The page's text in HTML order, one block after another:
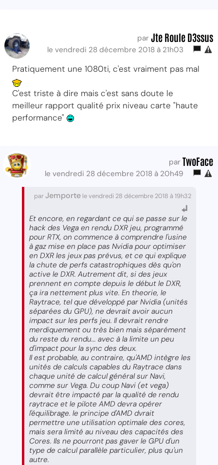
par Jte Roule D3ssus
le vendredi 28 décembre 2018 à 21h03
Pratiquement une 1080ti, c'est vraiment pas mal
C'est triste à dire mais c'est sans doute le
meilleur rapport qualité prix niveau carte "haute
performance"
par TwoFace
le vendredi 28 décembre 2018 à 20h49
parJemporte le vendredi 28 décembre 2018 à 19h32
Et encore, en regardant ce qui se passe sur le
hack des Vega en rendu DXR jeu, programmé
pour RTX, on commence à comprendre l'usine
à gaz mise en place pas Nvidia pour optimiser
en DXR les jeux pas prévus, et ce qui explique
la chute de perfs catastrophiques dès qu'on
active le DXR. Autrement dit, si des jeux
prennent en compte depuis le début le DXR,
ça ira nettement plus vite. En theorie, le
Raytrace, tel que développé par Nvidia (unités
séparées du GPU), ne devrait avoir aucun
impact sur les perfs jeu. Il devrait rendre
merdiquement ou très bien mais séparément
du reste du rendu... avec à la limite un peu
d'impact pour la sync des deux.
Il est probable, au contraire, qu'AMD intègre les
unités de calculs capables du Raytrace dans
chaque unité de calcul général sur Navi,
comme sur Vega. Du coup Navi (et vega)
devrait être impacté par la qualité de rendu
raytrace et le pilote AMD devra opérer
l'équilibrage. le principe d'AMD dvrait
permettre une utilisation optimale des cores,
mais sera limité au niveau des capacités des
Cores. Ils ne pourront pas gaver le GPU d'un
type de calcul parallèle particulier, plus qu'un
autre.